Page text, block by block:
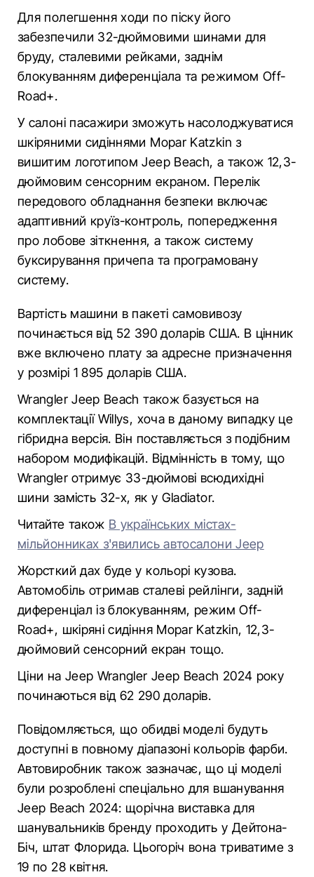
Для полегшення ходи по піску його
забезпечили 32-дюймовими шинами для
бруду, сталевими рейками, заднім
блокуванням диференціала та режимом Off-
Road+.
У салоні пасажири зможуть насолоджуватися
шкіряними сидіннями Mopar Katzkin з
вишитим логотипом Jeep Beach, а також 12,3-
дюймовим сенсорним екраном. Перелік
передового обладнання безпеки включає
адаптивний круїз-контроль, попередження
про лобове зіткнення, а також систему
буксирування причепа та програмовану
систему.
Вартість машини в пакеті самовивозу
починається від 52 390 доларів США. В цінник
вже включено плату за адресне призначення
у розмірі 1 895 доларів США.
Wrangler Jeep Beach також базується на
комплектації Willys, хоча в даному випадку це
гібридна версія. Він поставляється з подібним
набором модифікацій. Відмінність в тому, що
Wrangler отримує 33-дюймові всюдихідні
шини замість 32-х, як у Gladiator.
Читайте також В українських містах-
мільйонниках з'явились автосалони Jeep
Жорсткий дах буде у кольорі кузова.
Автомобіль отримав сталеві рейлінги, задній
диференціал із блокуванням, режим Off-
Road+, шкіряні сидіння Mopar Katzkin, 12,3-
дюймовий сенсорний екран тощо.
Ціни на Jeep Wrangler Jeep Beach 2024 року
починаються від 62 290 доларів.
Повідомляється, що обидві моделі будуть
доступні в повному діапазоні кольорів фарби.
Автовиробник також зазначає, що ці моделі
були розроблені спеціально для вшанування
Jeep Beach 2024: щорічна виставка для
шанувальників бренду проходить у Дейтона-
Біч, штат Флорида. Цьогоріч вона триватиме з
19 по 28 квітня.